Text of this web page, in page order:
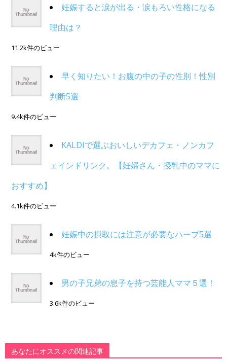
妊娠すると涙が出る・涙もろい性格になる
理由は？
11.2k件のビュー
早く知りたい！お腹の中の子の性別！性別
判断5選
9.4k件のビュー
KALDIで選ぶおいしいデカフェ・ノンカフ
ェインドリンク。【妊婦さん・授乳中のママに
おすすめ】
4.1k件のビュー
妊娠中の摂取には注意が必要なハーブ5選
4k件のビュー
男の子兄弟の息子を持つ芸能人ママ５選！
3.6k件のビュー
あなたにオススメの関連記事